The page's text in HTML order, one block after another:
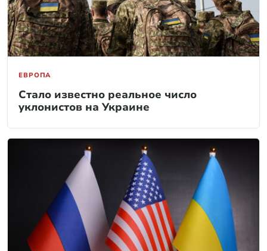
ЕВРОПА
Стало известно реальное число
уклонистов на Украине